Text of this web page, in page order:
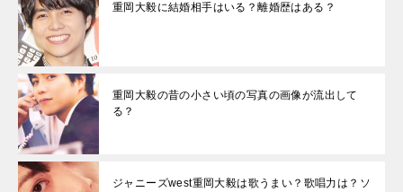
重岡大毅に結婚相手はいる？離婚歴はある？
重岡大毅の昔の小さい頃の写真の画像が流出して
る？
ジャニーズwest重岡大毅は歌うまい？歌唱力は？ソ